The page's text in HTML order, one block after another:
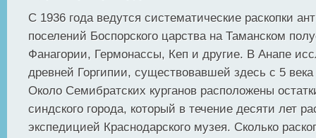
С 1936 года ведутся систематические раскопки
поселений Боспорского царства на Таманском
Фанагории, Гермонассы, Кеп и другие. В Анапе
древней Горгипии, существовавшей здесь с 5
Около Семибратских курганов расположены
синдского города, который в течение десяти лет
экспедицией Краснодарского музея. Сколько